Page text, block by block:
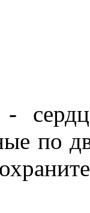
по